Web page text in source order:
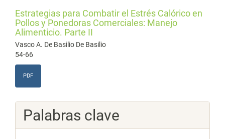
Estrategias para Combatir el Estrés Calórico en
Pollos y Ponedoras Comerciales: Manejo
Alimenticio. Parte II
Vasco A. De Basilio De Basilio
54-66
PDF
Palabras clave